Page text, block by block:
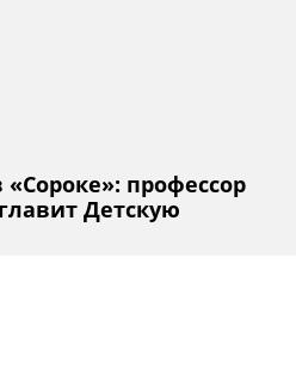
профессор
Детскую